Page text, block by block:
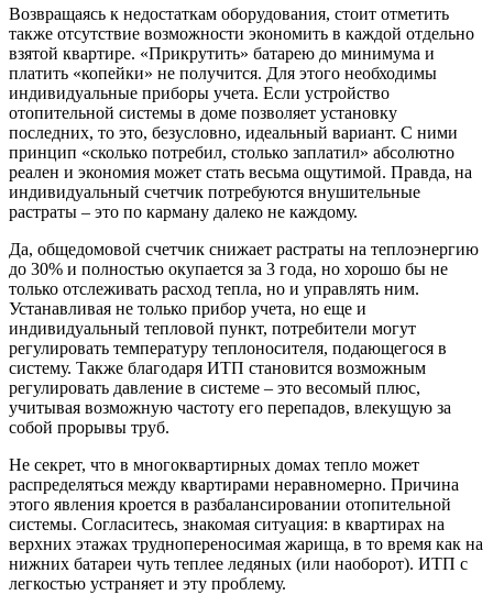
Возвращаясь к недостаткам оборудования, стоит отметить
также отсутствие возможности экономить в каждой отдельно
взятой квартире. «Прикрутить» батарею до минимума и
платить «копейки» не получится. Для этого необходимы
индивидуальные приборы учета. Если устройство
отопительной системы в доме позволяет установку
последних, то это, безусловно, идеальный вариант. С ними
принцип «сколько потребил, столько заплатил» абсолютно
реален и экономия может стать весьма ощутимой. Правда, на
индивидуальный счетчик потребуются внушительные
растраты – это по карману далеко не каждому.
Да, общедомовой счетчик снижает растраты на теплоэнергию
до 30% и полностью окупается за 3 года, но хорошо бы не
только отслеживать расход тепла, но и управлять ним.
Устанавливая не только прибор учета, но еще и
индивидуальный тепловой пункт, потребители могут
регулировать температуру теплоносителя, подающегося в
систему. Также благодаря ИТП становится возможным
регулировать давление в системе – это весомый плюс,
учитывая возможную частоту его перепадов, влекущую за
собой прорывы труб.
Не секрет, что в многоквартирных домах тепло может
распределяться между квартирами неравномерно. Причина
этого явления кроется в разбалансировании отопительной
системы. Согласитесь, знакомая ситуация: в квартирах на
верхних этажах труднопереносимая жарища, в то время как на
нижних батареи чуть теплее ледяных (или наоборот). ИТП с
легкостью устраняет и эту проблему.